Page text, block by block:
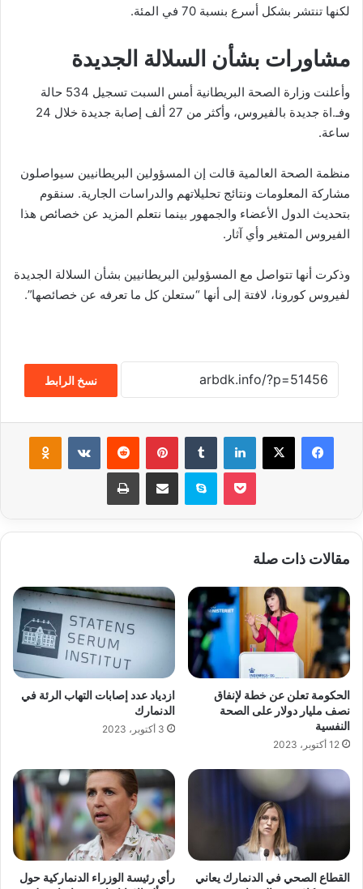
لكنها تنتشر بشكل أسرع بنسبة 70 في المئة.
مشاورات بشأن السلالة الجديدة
وأعلنت وزارة الصحة البريطانية أمس السبت تسجيل 534 حالة
وفـ.اة جديدة بالفيروس، وأكثر من 27 ألف إصابة جديدة خلال 24
ساعة.
منظمة الصحة العالمية قالت إن المسؤولين البريطانيين سيواصلون
مشاركة المعلومات ونتائج تحليلاتهم والدراسات الجارية. سنقوم
بتحديث الدول الأعضاء والجمهور بينما نتعلم المزيد عن خصائص هذا
الفيروس المتغير وأي آثار.
وذكرت أنها تتواصل مع المسؤولين البريطانيين بشأن السلالة الجديدة
لفيروس كورونا، لافتة إلى أنها “ستعلن كل ما تعرفه عن خصائصها”.
نسخ الرابط
فيسبوك لينكدإن بينتيريست
سكايب
مقالات ذات صلة
الحكومة تعلن عن خطة لإنفاق
نصف مليار دولار على الصحة
النفسية
12 أكتوبر، 2023
ازدياد عدد إصابات التهاب الرئة في
الدنمارك
3 أكتوبر، 2023
القطاع الصحي في الدنمارك يعاني
رأي رئيسة الوزراء الدنماركية حول